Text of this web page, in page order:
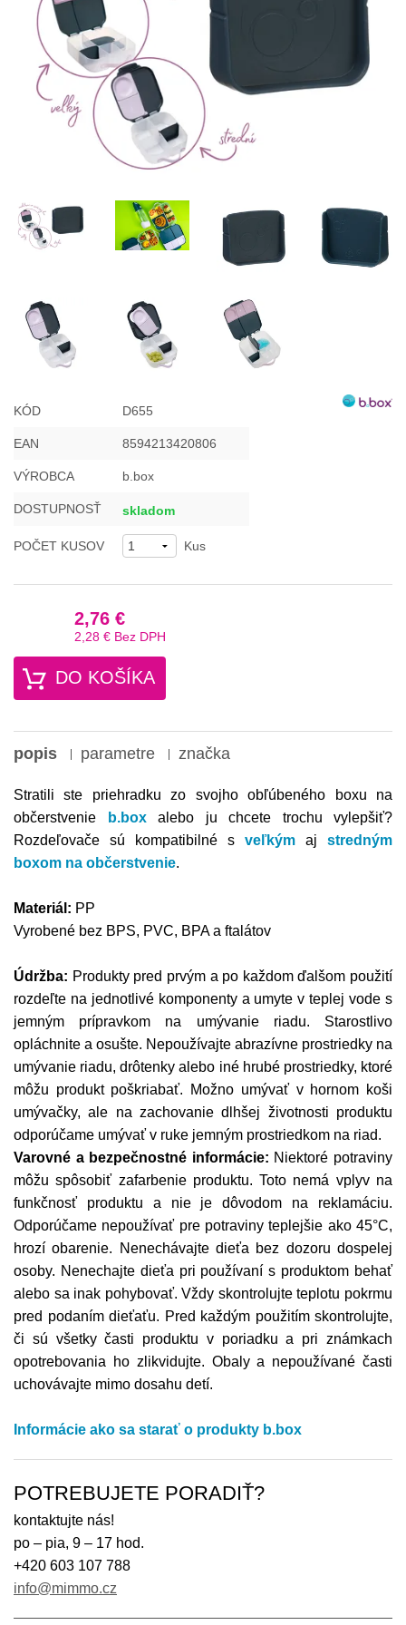
KÓD D655
EAN 8594213420806
VÝROBCA b.box
DOSTUPNOSŤ skladom
POČET KUSOV Kus
2,76 €
2,28 € Bez DPH
DO KOŠÍKA
popis parametre značka
Stratili ste priehradku zo svojho obľúbeného boxu na
občerstvenie
b.boxalebo ju chcete trochu vylepšiť?
Rozdeľovače sú kompatibilné s veľkým aj stredným
boxom na občerstvenie.
Materiál: PP
Vyrobené bez BPS, PVC, BPA a ftalátov
Údržba: Produkty pred prvým a po každom ďalšom použití
rozdeľte na jednotlivé komponenty a umyte v teplej vode s
jemným prípravkom na umývanie riadu. Starostlivo
opláchnite a osušte. Nepoužívajte abrazívne prostriedky na
umývanie riadu, drôtenky alebo iné hrubé prostriedky, ktoré
môžu produkt poškriabať. Možno umývať v hornom koši
umývačky, ale na zachovanie dlhšej životnosti produktu
odporúčame umývať v ruke jemným prostriedkom na riad.
Varovné a bezpečnostné informácie: Niektoré potraviny
môžu spôsobiť zafarbenie produktu. Toto nemá vplyv na
funkčnosť produktu a nie je dôvodom na reklamáciu.
Odporúčame nepoužívať pre potraviny teplejšie ako 45°C,
hrozí obarenie. Nenechávajte dieťa bez dozoru dospelej
osoby. Nenechajte dieťa pri používaní s produktom behať
alebo sa inak pohybovať. Vždy skontrolujte teplotu pokrmu
pred podaním dieťaťu. Pred každým použitím skontrolujte,
či sú všetky časti produktu v poriadku a pri známkach
opotrebovania ho zlikvidujte. Obaly a nepoužívané časti
uchovávajte mimo dosahu detí.
Informácie ako sa starať o produkty b.box
POTREBUJETE PORADIŤ?
kontaktujte nás!
po – pia, 9 – 17 hod.
+420 603 107 788
info@mimmo.cz